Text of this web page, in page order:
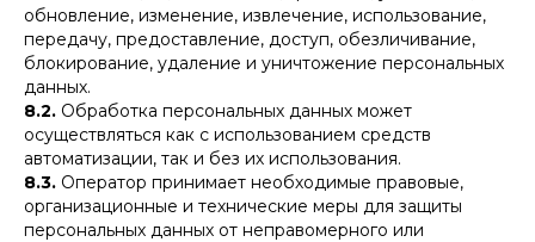
обновление, изменение, извлечение, использование,
передачу, предоставление, доступ, обезличивание,
блокирование, удаление и уничтожение персональных
данных.
8.2. Обработка персональных данных может
осуществляться как с использованием средств
автоматизации, так и без их использования.
8.3. Оператор принимает необходимые правовые,
организационные и технические меры для защиты
персональных данных от неправомерного или